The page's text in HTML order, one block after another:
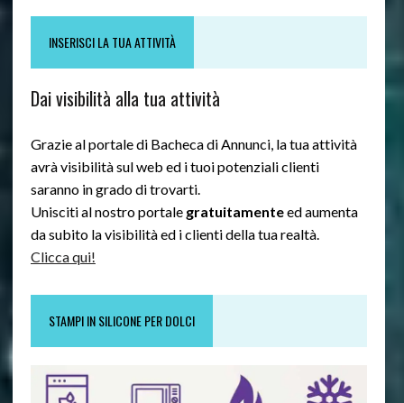
INSERISCI LA TUA ATTIVITÀ
Dai visibilità alla tua attività
Grazie al portale di Bacheca di Annunci, la tua attività
avrà visibilità sul web ed i tuoi potenziali clienti
saranno in grado di trovarti.
Unisciti al nostro portale gratuitamenteed aumenta
da subito la visibilità ed i clienti della tua realtà.
Clicca qui!
STAMPI IN SILICONE PER DOLCI